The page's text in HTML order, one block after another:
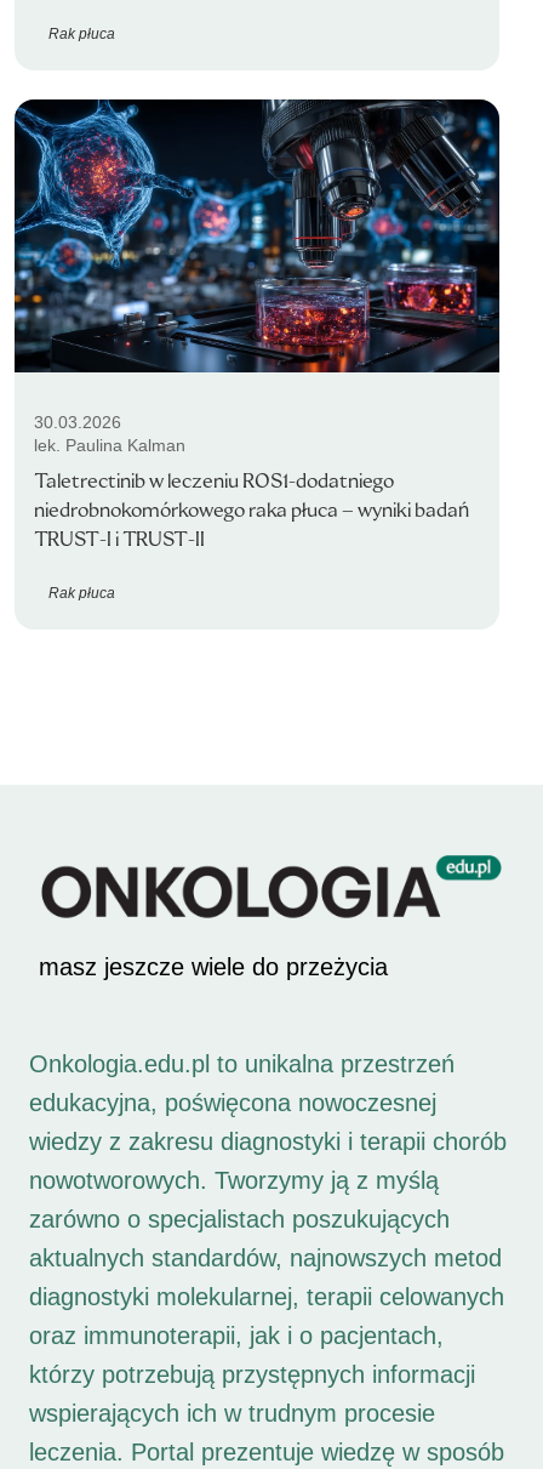
Rak płuca
30.03.2026
lek. Paulina Kalman
Taletrectinib w leczeniu ROS1-dodatniego
niedrobnokomórkowego raka płuca – wyniki badań
TRUST-I i TRUST-II
Rak płuca
masz jeszcze wiele do przeżycia
Onkologia.edu.pl to unikalna przestrzeń
edukacyjna, poświęcona nowoczesnej
wiedzy z zakresu diagnostyki i terapii chorób
nowotworowych. Tworzymy ją z myślą
zarówno o specjalistach poszukujących
aktualnych standardów, najnowszych metod
diagnostyki molekularnej, terapii celowanych
oraz immunoterapii, jak i o pacjentach,
którzy potrzebują przystępnych informacji
wspierających ich w trudnym procesie
leczenia. Portal prezentuje wiedzę w sposób